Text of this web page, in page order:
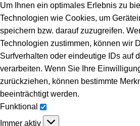
Um Ihnen ein optimales Erlebnis zu
Technologien wie Cookies, um
speichern bzw. darauf zuzugreifen.
Technologien zustimmen, können wir
Surfverhalten oder eindeutige IDs auf
verarbeiten. Wenn Sie Ihre
zurückziehen, können bestimmte
beeinträchtigt werden.
Funktional
Immer aktiv